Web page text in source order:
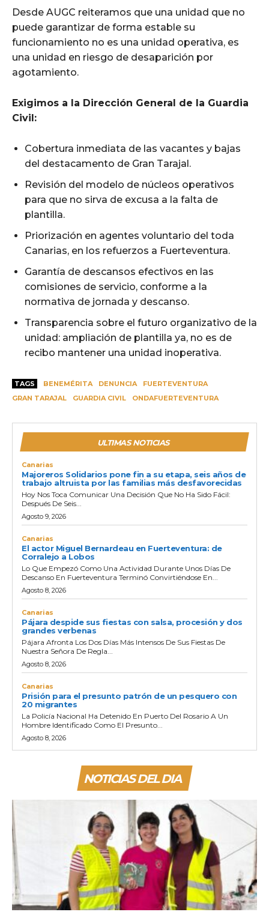
Desde AUGC reiteramos que una unidad que no
puede garantizar de forma estable su
funcionamiento no es una unidad operativa, es
una unidad en riesgo de desaparición por
agotamiento.
Exigimos a la Dirección General de la Guardia
Civil:
Cobertura inmediata de las vacantes y bajas
del destacamento de Gran Tarajal.
Revisión del modelo de núcleos operativos
para que no sirva de excusa a la falta de
plantilla.
Priorización en agentes voluntario del toda
Canarias, en los refuerzos a Fuerteventura.
Garantía de descansos efectivos en las
comisiones de servicio, conforme a la
normativa de jornada y descanso.
Transparencia sobre el futuro organizativo de la
unidad: ampliación de plantilla ya, no es de
recibo mantener una unidad inoperativa.
TAGS BENEMÉRITA DENUNCIA
FUERTEVENTURA
GRAN TARAJAL
GUARDIA CIVIL ONDAFUERTEVENTURA
ULTIMAS NOTICIAS
Canarias
Majoreros Solidarios pone fin a su etapa, seis años de
trabajo altruista por las familias más desfavorecidas
Hoy Nos Toca Comunicar Una Decisión Que No Ha Sido Fácil:
Después De Seis...
Agosto 9, 2026
Canarias
El actor Miguel Bernardeau en Fuerteventura: de
Corralejo a Lobos
Lo Que Empezó Como Una Actividad Durante Unos Días De
Descanso En Fuerteventura Terminó Convirtiéndose En...
Agosto 8, 2026
Canarias
Pájara despide sus fiestas con salsa, procesión y dos
grandes verbenas
Pájara Afronta Los Dos Días Más Intensos De Sus Fiestas De
Nuestra Señora De Regla...
Agosto 8, 2026
Canarias
Prisión para el presunto patrón de un pesquero con
20 migrantes
La Policía Nacional Ha Detenido En Puerto Del Rosario A Un
Hombre Identificado Como El Presunto...
Agosto 8, 2026
NOTICIAS DEL DIA